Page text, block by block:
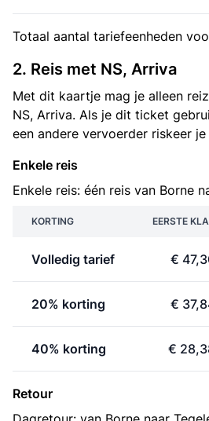
Totaal aantal tariefeenheden
2. Reis met NS, Arriva
Met dit kaartje mag je alleen
NS, Arriva. Als je dit ticket
een andere vervoerder riskeer
Enkele reis
Enkele reis: één reis van Borne
KORTING EERSTE
Volledig tarief €
20% korting €
40% korting €
Retour